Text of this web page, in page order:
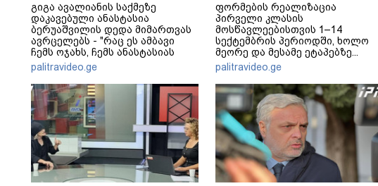
გიგა ავალიანის საქმეზე
დაკავებული ანასტასია
ბერუაშვილის დედა მიმართვას
ავრცელებს - "რაც ეს ამბავი
ჩემს ოჯახს, ჩემს ანასტასიას
გადახდა თავს, მის მერე მე მე
არ ვარ"
palitravideo.ge
ფორმების რეალიზაცია
პირველი კლასის
მოსწავლეებისთვის 1–14
სექტემბრის პერიოდში, ხოლო
მეორე და მესამე ეტაპებზე...
palitravideo.ge